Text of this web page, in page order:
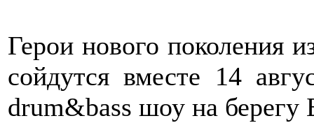
Герои нового поколения
сойдутся вместе 14
drum&bass шоу на берегу